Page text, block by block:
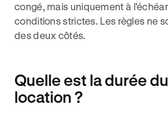
congé, mais uniquement à
conditions strictes. Les règles ne
des deux côtés.
Quelle est la durée
location ?